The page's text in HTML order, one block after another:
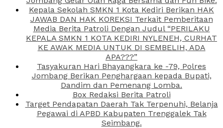
Kepala Sekolah SMKN 1 Kota Kediri Berikan HAK
JAWAB DAN HAK KOREKSI Terkait Pemberitaan
Media Berita Patroli Dengan Judul “PERILAKU
KEPALA SMKN 1 KOTA KEDIRI NYLENEH, CURHAT
KE AWAK MEDIA UNTUK DI SEMBELIH, ADA
APA???”
Tasyakuran Hari Bhayangkara ke -79, Polres
Jombang Berikan Penghargaan kepada Bupati,
Dandim dan Pemenang Lomba.
Box Redaksi Berita Patroli
Target Pendapatan Daerah Tak Terpenuhi, Belanja
Pegawai di APBD Kabupaten Trenggalek Tak
Seimbang.